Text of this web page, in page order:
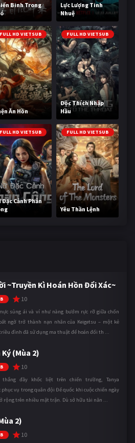
Binh Trong
Lực Lượng Tinh
Nhuệ
FULL HD VIETSUB
Ăn Hồn
FULL HD VIETSUB
Độc Thích Nhập
Hầu
FULL HD VIETSUB
Đặc Cảnh Phản
FULL HD VIETSUB
Yêu Thần Lệnh
~Truyền Kì Hoán Hồn Đổi Xác~
10
sủng ái và ví như nàng bướm rực rỡ giữa chốn
ngờ trở thành nạn nhân của Keigetsu – một kẻ
đình đã sử dụng ma thuật để hoán đổi th ...
(Mùa 2)
10
thắng đầy khốc liệt trên chiến trường, Tanya
phục vụ trong quân đội Đế quốc khi cuộc chiến ngày
rộng trên nhiều mặt trận. Dù sở hữu tài năn ...
2)
10